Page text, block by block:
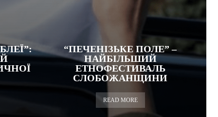
“ПЕЧЕНІЗЬКЕ ПОЛЕ” –
НАЙБІЛЬШИЙ
ЕТНОФЕСТИВАЛЬ
СЛОБОЖАНЩИНИ
READ MORE